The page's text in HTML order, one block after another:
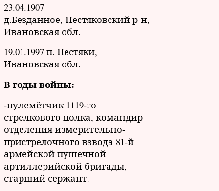
23.04.1907
д.Безданное, Пестяковский р-н,
Ивановская обл.
19.01.1997 п. Пестяки,
Ивановская обл.
В годы войны:
-пулемётчик 1119-го
стрелкового полка, командир
отделения измерительно-
пристрелочного взвода 81-й
армейской пушечной
артиллерийской бригады,
старший сержант.